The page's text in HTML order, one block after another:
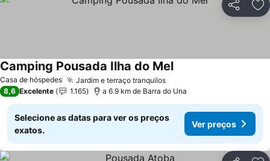
Partilhar
Casa de hóspedes Jardim e terraço tranquilos
Camping Pousada Ilha do Mel
8,6 Excelente 1.165 a 6.9 km de Barra do Una
Selecione as datas para ver os preços
exatos.
Ver preços